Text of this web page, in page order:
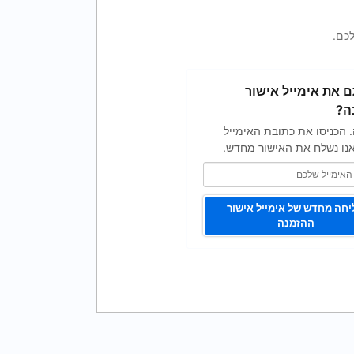
את אימייל אישור
הכניסו את כתובת האימייל
נשלח את האישור מחדש.
מחדש של אימייל אישור
ההזמנה